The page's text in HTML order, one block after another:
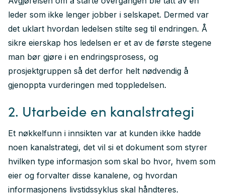
leder som ikke lenger jobber i selskapet. Dermed var
det uklart hvordan ledelsen stilte seg til endringen. Å
sikre eierskap hos ledelsen er et av de første stegene
man bør gjøre i en endringsprosess, og
prosjektgruppen så det derfor helt nødvendig å
gjenoppta vurderingen med toppledelsen.
2. Utarbeide en kanalstrategi
Et nøkkelfunn i innsikten var at kunden ikke hadde
noen kanalstrategi, det vil si et dokument som styrer
hvilken type informasjon som skal bo hvor, hvem som
eier og forvalter disse kanalene, og hvordan
informasjonens livstidssyklus skal håndteres.